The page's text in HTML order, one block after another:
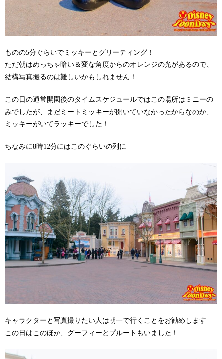
ものの5分ぐらいでミッキーとグリーティング！
ただ朝はめっちゃ暗い＆変な角度からのオレンジの光があるので、
結構写真撮るのは難しいかもしれません！
この日の通常開園後のタイムスケジュールではこの場所はミニーの
みでしたが、まだミートミッキーが開いていなかったからなのか、
ミッキーがいてラッキーでした！
ちなみに8時12分にはこのぐらいの列に
キャラクターと写真撮りたい人は朝一で行くことをお勧めします
この日はこのほか、グーフィーとプルートもいました！